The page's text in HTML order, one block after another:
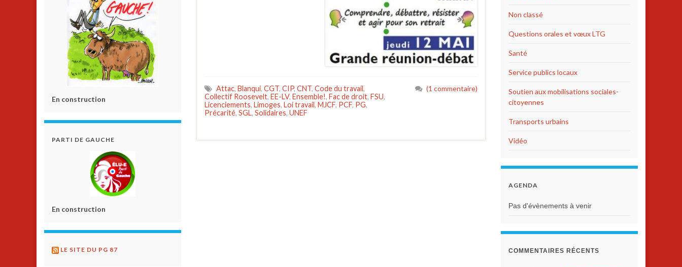
Attac, Blanqui, CGT, CIP, CNT, Code du travail,
Collectif Roosevelt, EE-LV, Ensemble!, Fac de droit, FSU,
Licenciements, Limoges, Loi travail, MJCF, PCF, PG,
Précarité, SGL, Solidaires, UNEF
(1 commentaire)
En construction
PARTI DE GAUCHE
En construction
LE SITE DU PG 87
Non classé
Questions orales et vœux LTG
Santé
Service publics locaux
Soutien aux mobilisations sociales-
citoyennes
Transports urbains
Vidéo
AGENDA
Pas d'évènements à venir
COMMENTAIRES RÉCENTS